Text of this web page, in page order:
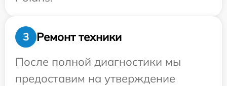
3
Ремонт техники
После полной диагностики мы
предоставим на утверждение